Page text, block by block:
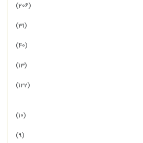
(206)
(31)
(40)
(13)
(122)
(10)
(9)